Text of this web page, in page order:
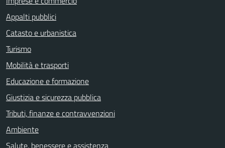
Appalti pubblici
Catasto e urbanistica
Turismo
Mobilità e trasporti
Educazione e formazione
Giustizia e sicurezza pubblica
Tributi, finanze e contravvenzioni
Ambiente
Salute, benessere e assistenza